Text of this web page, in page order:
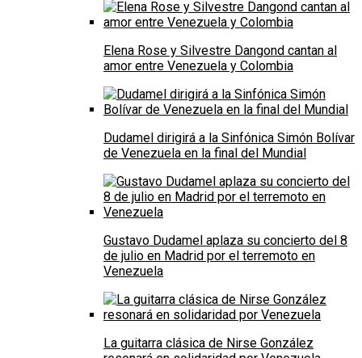
Elena Rose y Silvestre Dangond cantan al
amor entre Venezuela y Colombia
Dudamel dirigirá a la Sinfónica Simón Bolívar
de Venezuela en la final del Mundial
Gustavo Dudamel aplaza su concierto del 8
de julio en Madrid por el terremoto en
Venezuela
La guitarra clásica de Nirse González